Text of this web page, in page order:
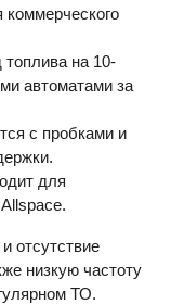
коммерческого
на 10-
автоматами за
с пробками и
для
отсутствие
низкую частоту
ТО.